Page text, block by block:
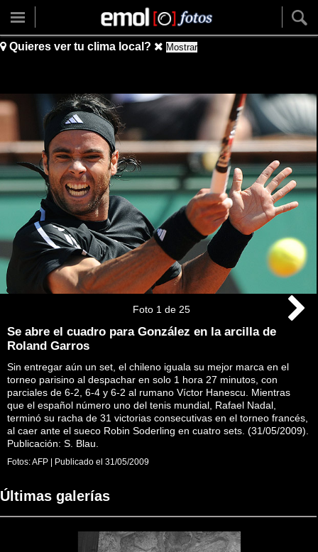
Quieres ver tu clima local? Mostrar
Foto 1 de 25
Se abre el cuadro para González en la arcilla de
Roland Garros
Sin entregar aún un set, el chileno iguala su mejor marca en el
torneo parisino al despachar en solo 1 hora 27 minutos, con
parciales de 6-2, 6-4 y 6-2 al rumano Víctor Hanescu. Mientras
que el español número uno del tenis mundial, Rafael Nadal,
terminó su racha de 31 victorias consecutivas en el torneo francés,
al caer ante el sueco Robin Soderling en cuatro sets. (31/05/2009).
Publicación: S. Blau.
Fotos:AFP | Publicado el 31/05/2009
Últimas galerías